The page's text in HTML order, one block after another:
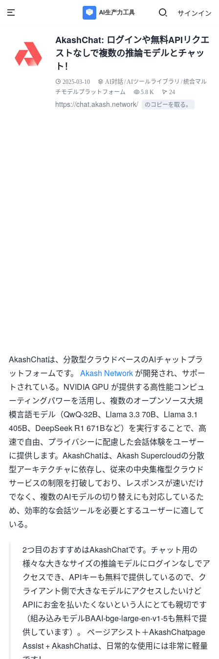
サインイン
AkashChat: ログインや無料APIリクエ
ストなしで複数の推論モデルとチャッ
ト！
2025-03-10 AI対話/ AIツールライブラリ /統合マル
チモデルプラットフォーム
5.8 K 24
https://chat.akash.network/ のコピーを取る。
AkashChatは、分散型クラウドベースのAIチャットプラ
ットフォームです。 Akash Network が開発され、サポー
トされている。NVIDIA GPU が提供する高性能コンピュ
ーティングパワーを活用し、複数のオープンソース大規
模言語モデル（QwQ-32B、Llama 3.3 70B、Llama 3.1
405B、DeepSeek R1 671Bなど）を実行することで、高
速で自由、プライバシーに配慮した会話体験をユーザー
に提供します。AkashChatは、Akash Supercloudの分散
型アーキテクチャに依存し、従来の中央集権型クラウド
サービスの制限を打破しており、レスポンスが速いだけ
でなく、複数のAIモデルの切り替えにも対応しているた
め、効率的な会話ツールを必要とするユーザーに適して
いる。
2つ目のおすすめはAkashChatです。チャット用の
様々な大きなサイズの推論モデルにログインなしでア
クセスでき、APIキーも無料で提供しているので、ク
ライアント側で大きなモデルにアクセスしたいけど
APIにお金を払いたくないという人にとても親切です
（組み込みモデルBAAI-bge-large-en-v1-5も無料で提
供しています）。 ページアシスト＋AkashChatpage
Assist + AkashChatは、日常的な使用には非常に軽量